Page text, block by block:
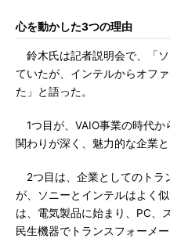
心を動かした3つの理由
鈴木氏は記者説明会で、「
ていたが、インテルからオフ
た」と語った。
1つ目が、VAIO事業の時代か
関わりが深く、魅力的な企業
2つ目は、企業としてのトラ
が、ソニーとインテルはよく
は、電気製品に始まり、PC、
民生機器でトランスフォーメ